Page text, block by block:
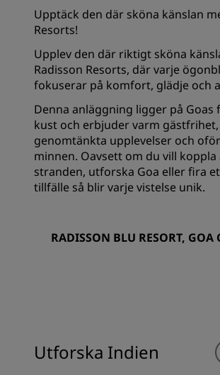
Upptäck den där sköna känslan
Resorts!
Upplev den där riktigt sköna
Radisson Resorts, där varje
fokuserar på komfort, glädje och
Denna anläggning ligger på Goas
kust och erbjuder varm gästfrihet,
genomtänkta upplevelser och
minnen. Oavsett om du vill koppla
stranden, utforska Goa eller fira
tillfälle så blir varje vistelse unik.
RADISSON BLU RESORT, GOA
Utforska Indien